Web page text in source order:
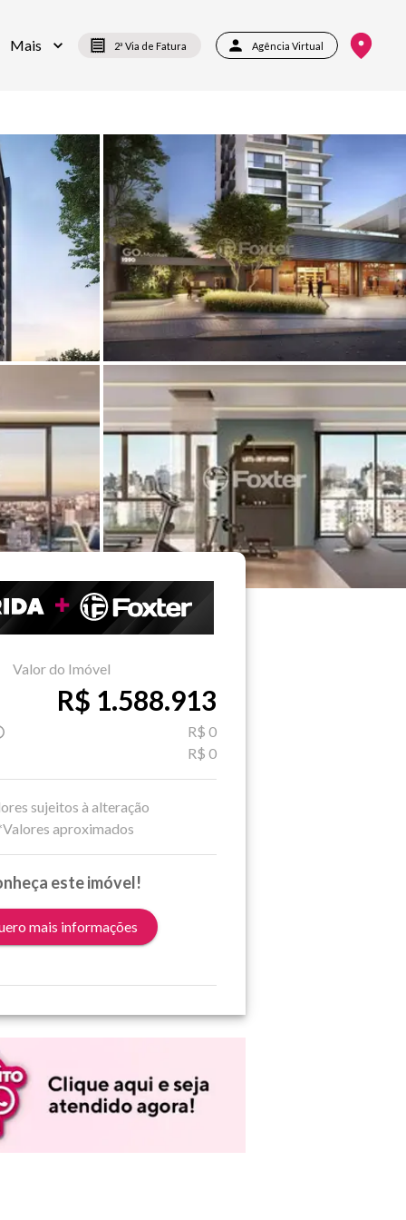
Mais 2ª Via de Fatura Agência Virtual
Valor do Imóvel
R$ 1.588.913
R$ 0
R$ 0
sujeitos à alteração
aproximados
este imóvel!
mais informações